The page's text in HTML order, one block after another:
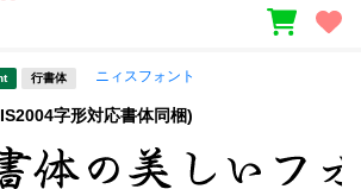
行書体 ニィスフォント
字形対応書体同梱)